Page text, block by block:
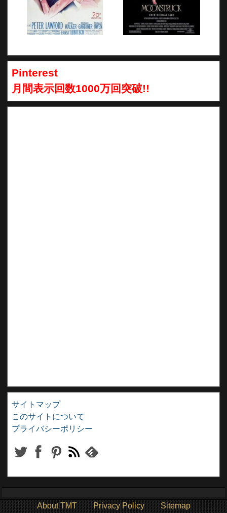
Pinterest
月間表示回数1000万回突破!!
サイトマップ
このサイトについて
プライバシーポリシー
About TMT Privacy Policy Sitemap